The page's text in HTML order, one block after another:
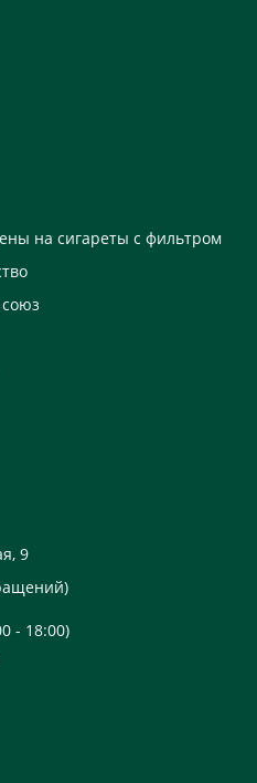
на сигареты с фильтром
9
- 18:00)